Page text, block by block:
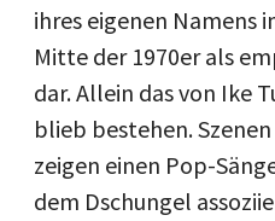
ihres eigenen Namens
Mitte der 1970er als
dar. Allein das von Ike
blieb bestehen.
zeigen einen Pop-
dem Dschungel